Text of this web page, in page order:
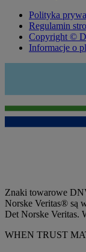
Polityka
Regulamin
Copyright ©
Informacje o
Znaki towarowe
Norske Veritas® są
Det Norske Veritas.
WHEN TRUST